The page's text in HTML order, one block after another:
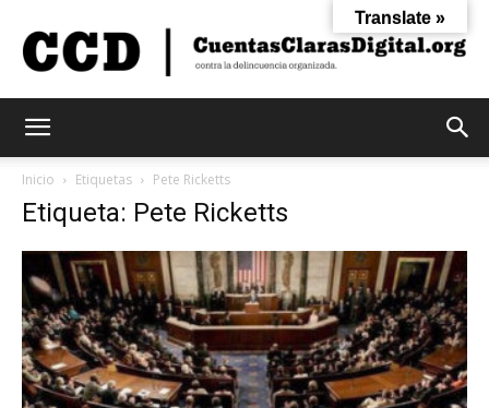
Digital
Inicio Etiquetas Pete Ricketts
Etiqueta: Pete Ricketts
Translate »